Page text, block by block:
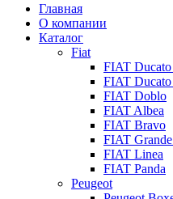
Главная
О компании
Каталог
Fiat
FIAT Ducato
FIAT
FIAT Doblo
FIAT Albea
FIAT Bravo
FIAT
FIAT Linea
FIAT Panda
Peugeot